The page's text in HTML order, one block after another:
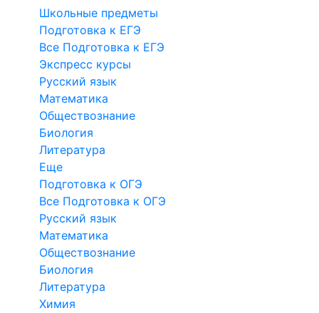
Школьные предметы
Подготовка к ЕГЭ
Все Подготовка к ЕГЭ
Экспресс курсы
Русский язык
Математика
Обществознание
Биология
Литература
Еще
Подготовка к ОГЭ
Все Подготовка к ОГЭ
Русский язык
Математика
Обществознание
Биология
Литература
Химия